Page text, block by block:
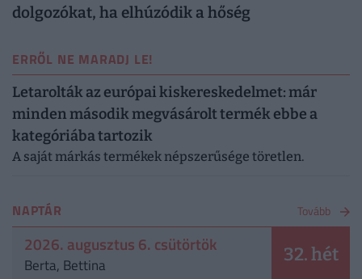
dolgozókat, ha elhúzódik a hőség
ERRŐL NE MARADJ LE!
Letarolták az európai kiskereskedelmet: már
minden második megvásárolt termék ebbe a
kategóriába tartozik
A saját márkás termékek népszerűsége töretlen.
NAPTÁR Tovább
2026. augusztus 6. csütörtök
Berta, Bettina 32. hét